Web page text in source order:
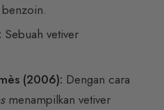
Sebuah vetiver
(2006): Dengan cara
menampilkan vetiver